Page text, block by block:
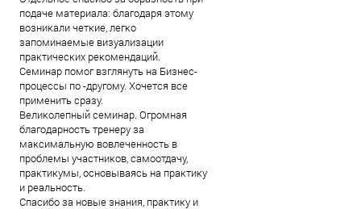
подаче материала: благодаря этому
возникали четкие, легко
запоминаемые визуализации
практических рекомендаций.
Семинар помог взглянуть на Бизнес-
процессы по -другому. Хочется все
применить сразу.
Великолепный семинар. Огромная
благодарность тренеру за
максимальную вовлеченность в
проблемы участников, самоотдачу,
практикумы, основываясь на практику
и реальность.
Спасибо за новые знания, практику и